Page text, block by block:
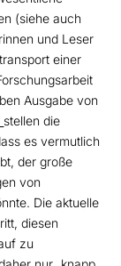
(siehe auch
und Leser
einer
Ausgabe von
stellen die
es vermutlich
der große
von
Die aktuelle
diesen
zu